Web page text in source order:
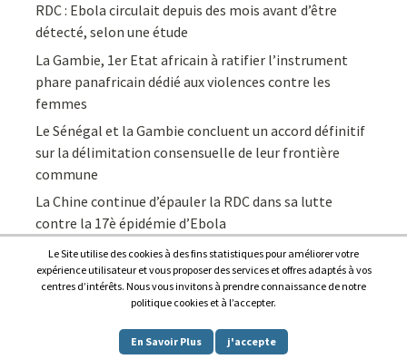
RDC : Ebola circulait depuis des mois avant d’être
détecté, selon une étude
La Gambie, 1er Etat africain à ratifier l’instrument
phare panafricain dédié aux violences contre les
femmes
Le Sénégal et la Gambie concluent un accord définitif
sur la délimitation consensuelle de leur frontière
commune
La Chine continue d’épauler la RDC dans sa lutte
contre la 17è épidémie d’Ebola
Afrique7, l’info du continent en continu
Proudly powered by WordPress.| Theme: Awaken by
Le Site utilise des cookies à des fins statistiques pour améliorer votre
expérience utilisateur et vous proposer des services et offres adaptés à vos
centres d’intérêts. Nous vous invitons à prendre connaissance de notre
politique cookies et à l’accepter.
En Savoir Plus j'accepte